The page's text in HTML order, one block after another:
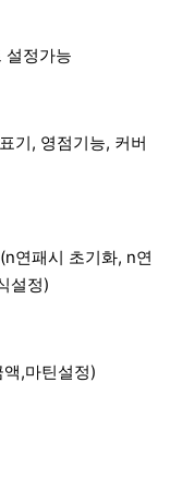
설정가능
기, 영점기능, 커버
연패시 초기화, n연
설정)
,마틴설정)